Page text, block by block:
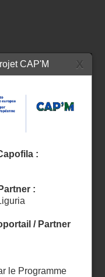
X
CAP'M
:
:
/ Partner
le Programme